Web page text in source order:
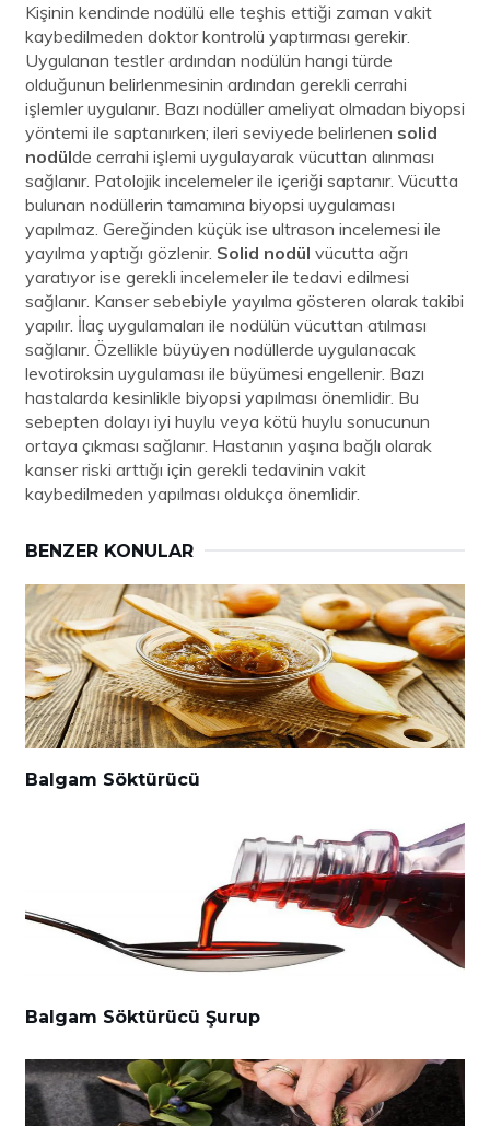
Kişinin kendinde nodülü elle teşhis ettiği zaman vakit
kaybedilmeden doktor kontrolü yaptırması gerekir.
Uygulanan testler ardından nodülün hangi türde
olduğunun belirlenmesinin ardından gerekli cerrahi
işlemler uygulanır. Bazı nodüller ameliyat olmadan biyopsi
yöntemi ile saptanırken; ileri seviyede belirlenen solid
nodülde cerrahi işlemi uygulayarak vücuttan alınması
sağlanır. Patolojik incelemeler ile içeriği saptanır. Vücutta
bulunan nodüllerin tamamına biyopsi uygulaması
yapılmaz. Gereğinden küçük ise ultrason incelemesi ile
yayılma yaptığı gözlenir. Solid nodül vücutta ağrı
yaratıyor ise gerekli incelemeler ile tedavi edilmesi
sağlanır. Kanser sebebiyle yayılma gösteren olarak takibi
yapılır. İlaç uygulamaları ile nodülün vücuttan atılması
sağlanır. Özellikle büyüyen nodüllerde uygulanacak
levotiroksin uygulaması ile büyümesi engellenir. Bazı
hastalarda kesinlikle biyopsi yapılması önemlidir. Bu
sebepten dolayı iyi huylu veya kötü huylu sonucunun
ortaya çıkması sağlanır. Hastanın yaşına bağlı olarak
kanser riski arttığı için gerekli tedavinin vakit
kaybedilmeden yapılması oldukça önemlidir.
BENZER KONULAR
Balgam Söktürücü
Balgam Söktürücü Şurup